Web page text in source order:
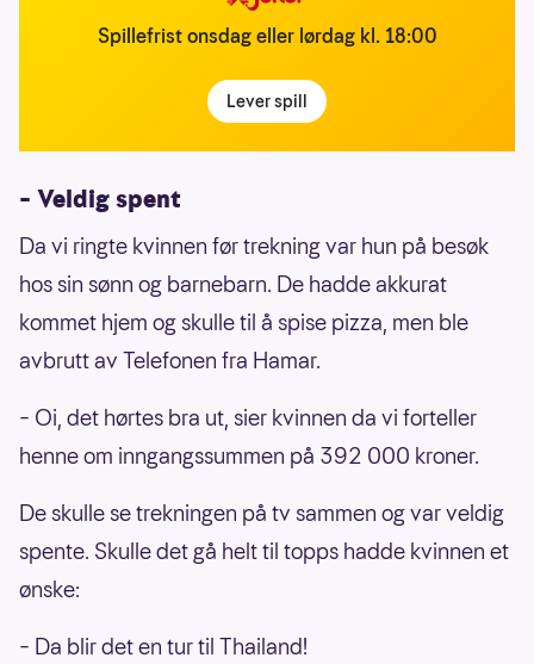
Spillefrist onsdag eller lørdag kl. 18:00
Lever spill
– Veldig spent
Da vi ringte kvinnen før trekning var hun på besøk
hos sin sønn og barnebarn. De hadde akkurat
kommet hjem og skulle til å spise pizza, men ble
avbrutt av Telefonen fra Hamar.
– Oi, det hørtes bra ut, sier kvinnen da vi forteller
henne om inngangssummen på 392 000 kroner.
De skulle se trekningen på tv sammen og var veldig
spente. Skulle det gå helt til topps hadde kvinnen et
ønske:
– Da blir det en tur til Thailand!